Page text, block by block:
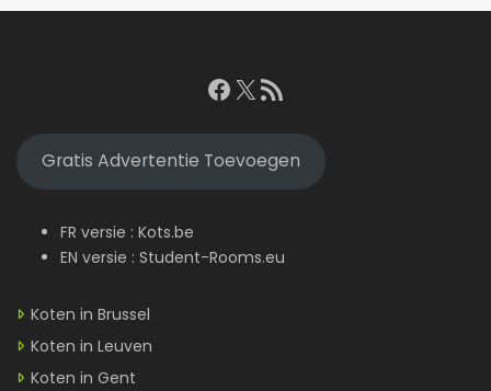
Facebook
X RSS feed
Gratis Advertentie Toevoegen
FR versie : Kots.be
EN versie : Student-Rooms.eu
Koten in Brussel
Koten in Leuven
Koten in Gent